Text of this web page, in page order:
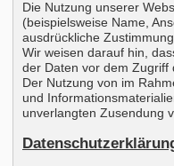
Die Nutzung unserer
(beispielsweise Name,
ausdrückliche
Wir weisen darauf hin,
der Daten vor dem Zugriff
Der Nutzung von im
und
unverlangten Zusendung